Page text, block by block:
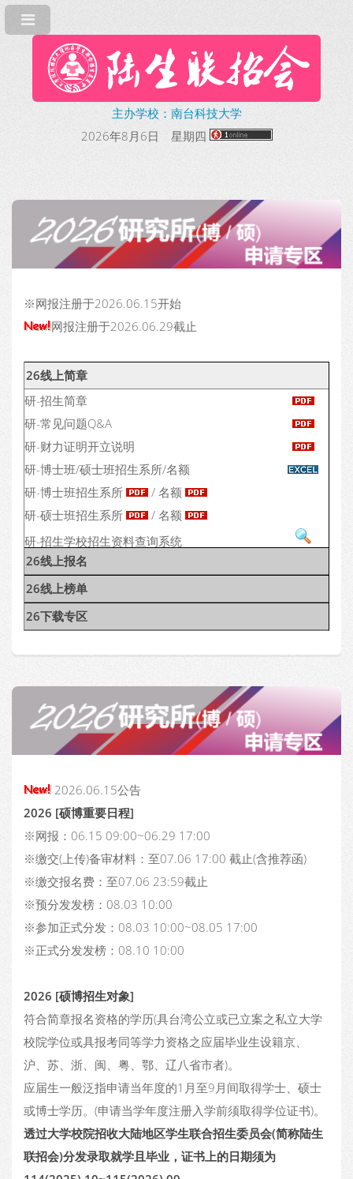
主办学校：南台科技大学
2026年8月6日 星期四
※网报注册于2026.06.15开始
网报注册于2026.06.29截止
26线上简章
研-招生简章
研-常见问题Q&A
研-财力证明开立说明
研-博士班/硕士班招生系所/名额
研-博士班招生系所
/ 名额
研-硕士班招生系所
/ 名额
研-招生学校招生资料查询系统
研-优秀奖助学金资料查询系统
26线上报名
26线上榜单
26下载专区
2026.06.15公告
2026 [硕博重要日程]
※网报：06.15 09:00~06.29 17:00
※缴交(上传)备审材料：至07.06 17:00 截止(含推荐函)
※缴交报名费：至07.06 23:59截止
※预分发发榜：08.03 10:00
※参加正式分发：08.03 10:00~08.05 17:00
※正式分发发榜：08.10 10:00
2026 [硕博招生对象]
符合简章报名资格的学历(具台湾公立或已立案之私立大学
校院学位或具报考同等学力资格之应届毕业生设籍京、
沪、苏、浙、闽、粤、鄂、辽八省市者)。
应届生一般泛指申请当年度的1月至9月间取得学士、硕士
或博士学历。(申请当学年度注册入学前须取得学位证书)。
透过大学校院招收大陆地区学生联合招生委员会(简称陆生
联招会)分发录取就学且毕业，证书上的日期须为